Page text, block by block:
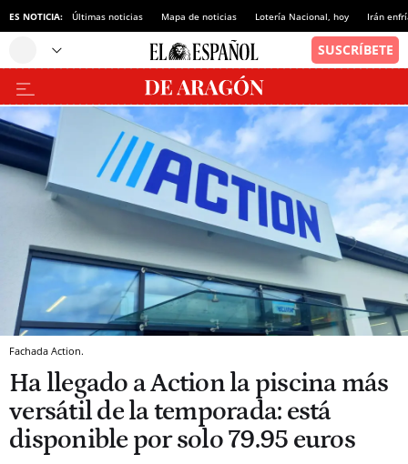
ES NOTICIA: Últimas noticias Mapa de noticias Lotería Nacional, hoy Irán
Fachada Action.
Ha llegado a Action la piscina más
versátil de la temporada: está
disponible por solo 79.95 euros